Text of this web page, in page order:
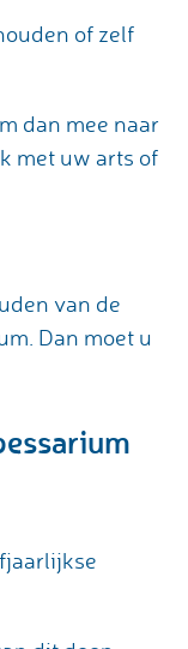
of zelf
dan mee naar
met uw arts of
van de
Dan moet u